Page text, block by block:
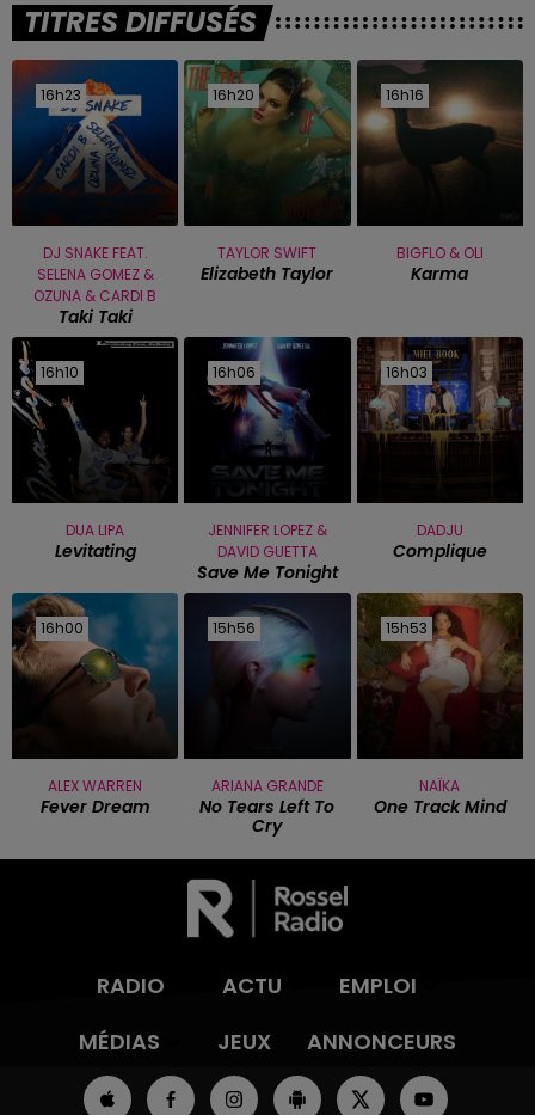
TITRES DIFFUSÉS
16h23
16h23
DJ SNAKE FEAT.
SELENA GOMEZ &
OZUNA & CARDI B
Taki Taki
16h20
16h20
TAYLOR SWIFT
Elizabeth Taylor
16h16
16h16
BIGFLO & OLI
Karma
16h10
16h10
DUA LIPA
Levitating
16h06
16h06
JENNIFER LOPEZ &
DAVID GUETTA
Save Me Tonight
16h03
16h03
DADJU
Complique
16h00
16h00
ALEX WARREN
Fever Dream
15h56
15h56
ARIANA GRANDE
No Tears Left To
Cry
15h53
15h53
NAÏKA
One Track Mind
RADIO ACTU
EMPLOI
MÉDIAS
JEUX ANNONCEURS